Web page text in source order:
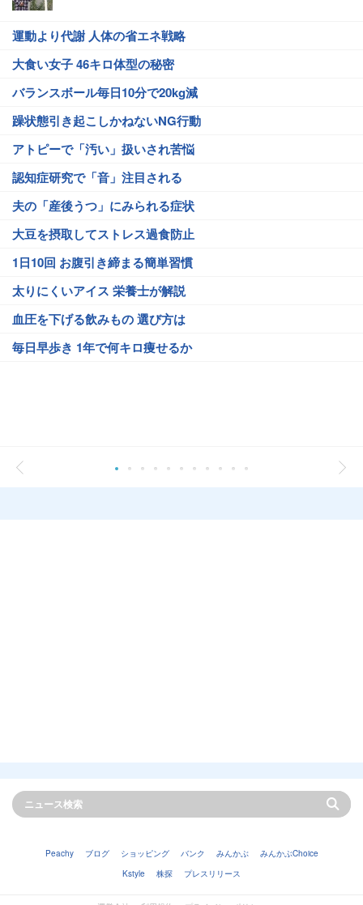
運動より代謝 人体の省エネ戦略
大食い女子 46キロ体型の秘密
バランスボール毎日10分で20kg減
躁状態引き起こしかねないNG行動
アトピーで「汚い」扱いされ苦悩
認知症研究で「音」注目される
夫の「産後うつ」にみられる症状
大豆を摂取してストレス過食防止
1日10回 お腹引き締まる簡単習慣
太りにくいアイス 栄養士が解説
血圧を下げる飲みもの 選び方は
毎日早歩き 1年で何キロ痩せるか
Peachy ブログ ショッピング バンク みんかぶ
みんかぶChoice
Kstyle
株探 プレスリリース